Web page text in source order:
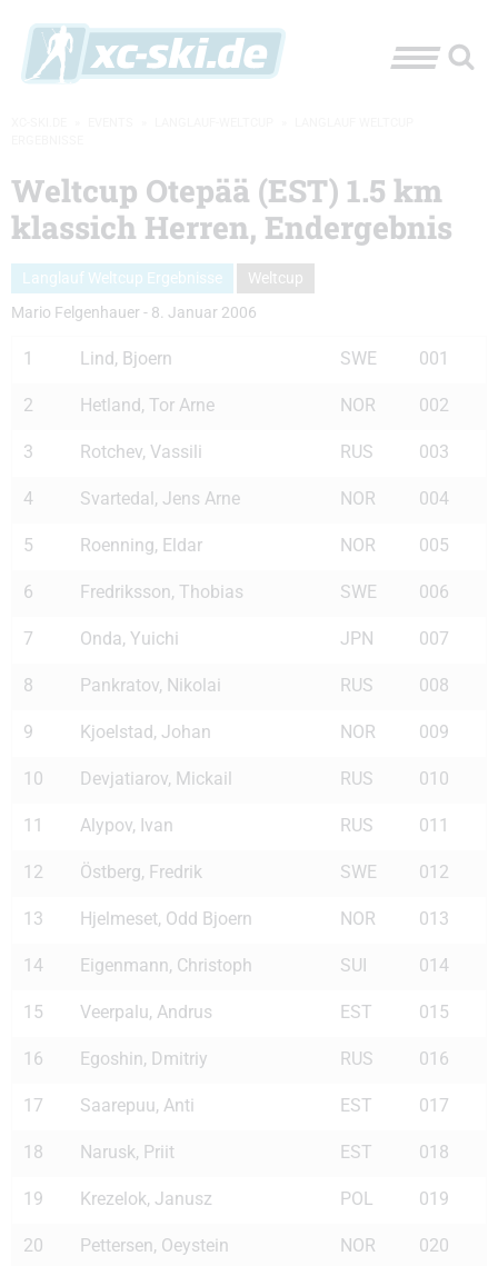
Weltcup Otepää (EST) 1.5 km
klassich Herren, Endergebnis
Langlauf Weltcup Ergebnisse
Weltcup
Mario Felgenhauer - 8. Januar 2006
1 Lind, Bjoern SWE 001
2 Hetland, Tor Arne NOR 002
3 Rotchev, Vassili RUS 003
4 Svartedal, Jens Arne NOR 004
5 Roenning, Eldar NOR 005
6 Fredriksson, Thobias SWE 006
7 Onda, Yuichi JPN 007
8 Pankratov, Nikolai RUS 008
9 Kjoelstad, Johan NOR 009
10 Devjatiarov, Mickail RUS 010
11 Alypov, Ivan RUS 011
12 Östberg, Fredrik SWE 012
13 Hjelmeset, Odd Bjoern NOR 013
14 Eigenmann, Christoph SUI 014
15 Veerpalu, Andrus EST 015
16 Egoshin, Dmitriy RUS 016
17 Saarepuu, Anti EST 017
18 Narusk, Priit EST 018
19 Krezelok, Janusz POL 019
20 Pettersen, Oeystein NOR 020